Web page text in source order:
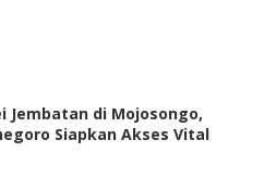
Jembatan di Mojosongo,
Siapkan Akses Vital